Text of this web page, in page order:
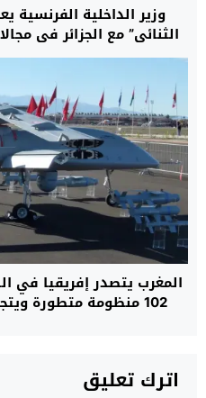
وزير الداخلية الفرنسية
الثنائي” مع الجزائر في
الهجرة
المغرب يتصدر إفريقيا في
102 منظومة متطورة
اترك تعليق